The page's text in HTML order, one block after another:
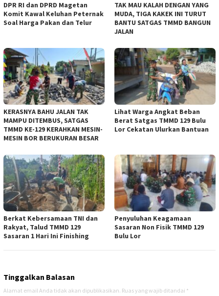
DPR RI dan DPRD Magetan
Komit Kawal Keluhan Peternak
Soal Harga Pakan dan Telur
TAK MAU KALAH DENGAN YANG
MUDA, TIGA KAKEK INI TURUT
BANTU SATGAS TMMD BANGUN
JALAN
KERASNYA BAHU JALAN TAK
MAMPU DITEMBUS, SATGAS
TMMD KE-129 KERAHKAN MESIN-
MESIN BOR BERUKURAN BESAR
Lihat Warga Angkat Beban
Berat Satgas TMMD 129 Bulu
Lor Cekatan Ulurkan Bantuan
Berkat Kebersamaan TNI dan
Rakyat, Talud TMMD 129
Sasaran 1 Hari Ini Finishing
Penyuluhan Keagamaan
Sasaran Non Fisik TMMD 129
Bulu Lor
Tinggalkan Balasan
Alamat email Anda tidak akan dipublikasikan. Ruas yang wajib ditandai *